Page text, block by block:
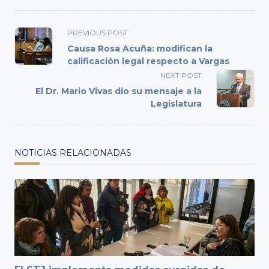
<span
class="nav-
subtitle
reader-
PREVIOUS POST
Causa Rosa Acuña: modifican la
calificación legal respecto a Vargas
NEXT POST
El Dr. Mario Vivas dio su mensaje a la
Legislatura
NOTICIAS RELACIONADAS